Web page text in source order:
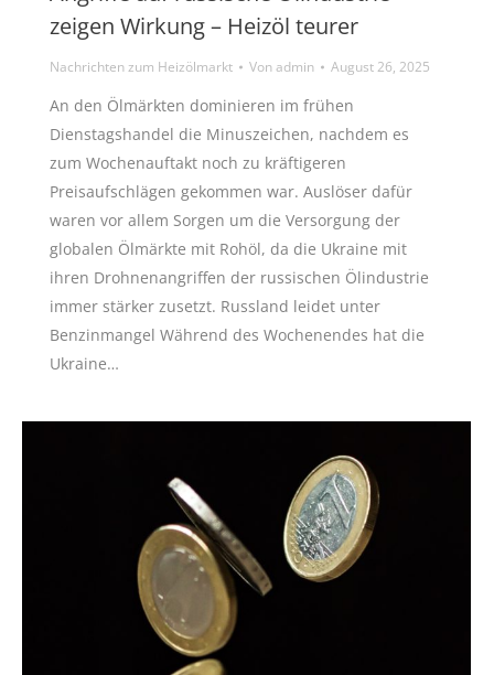
zeigen Wirkung – Heizöl teurer
Nachrichten zum Heizölmarkt Vonadmin August 26, 2025
An den Ölmärkten dominieren im frühen
Dienstagshandel die Minuszeichen, nachdem es
zum Wochenauftakt noch zu kräftigeren
Preisaufschlägen gekommen war. Auslöser dafür
waren vor allem Sorgen um die Versorgung der
globalen Ölmärkte mit Rohöl, da die Ukraine mit
ihren Drohnenangriffen der russischen Ölindustrie
immer stärker zusetzt. Russland leidet unter
Benzinmangel Während des Wochenendes hat die
Ukraine…